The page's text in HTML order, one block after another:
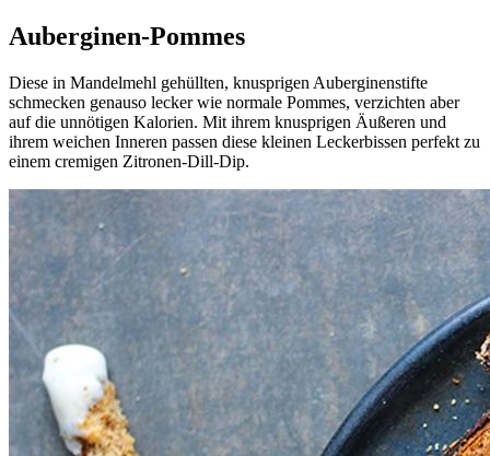
Auberginen-Pommes
Diese in Mandelmehl gehüllten, knusprigen Auberginenstifte
schmecken genauso lecker wie normale Pommes, verzichten aber
auf die unnötigen Kalorien. Mit ihrem knusprigen Äußeren und
ihrem weichen Inneren passen diese kleinen Leckerbissen perfekt zu
einem cremigen Zitronen-Dill-Dip.